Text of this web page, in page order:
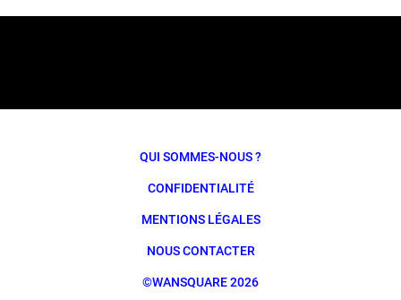
QUI SOMMES-NOUS ?
CONFIDENTIALITÉ
MENTIONS LÉGALES
NOUS CONTACTER
©WANSQUARE 2026